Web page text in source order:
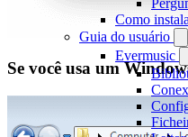
Como
Guia do usuário
Evermusic
Se você usa um